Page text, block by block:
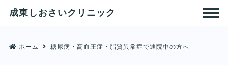
成東しおさいクリニック
ホーム 糖尿病・高血圧症・脂質異常症で通院中の方へ